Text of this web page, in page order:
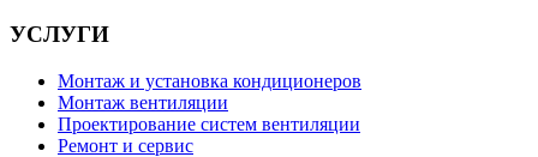
УСЛУГИ
Монтаж и установка кондиционеров
Монтаж вентиляции
Проектирование систем вентиляции
Ремонт и сервис